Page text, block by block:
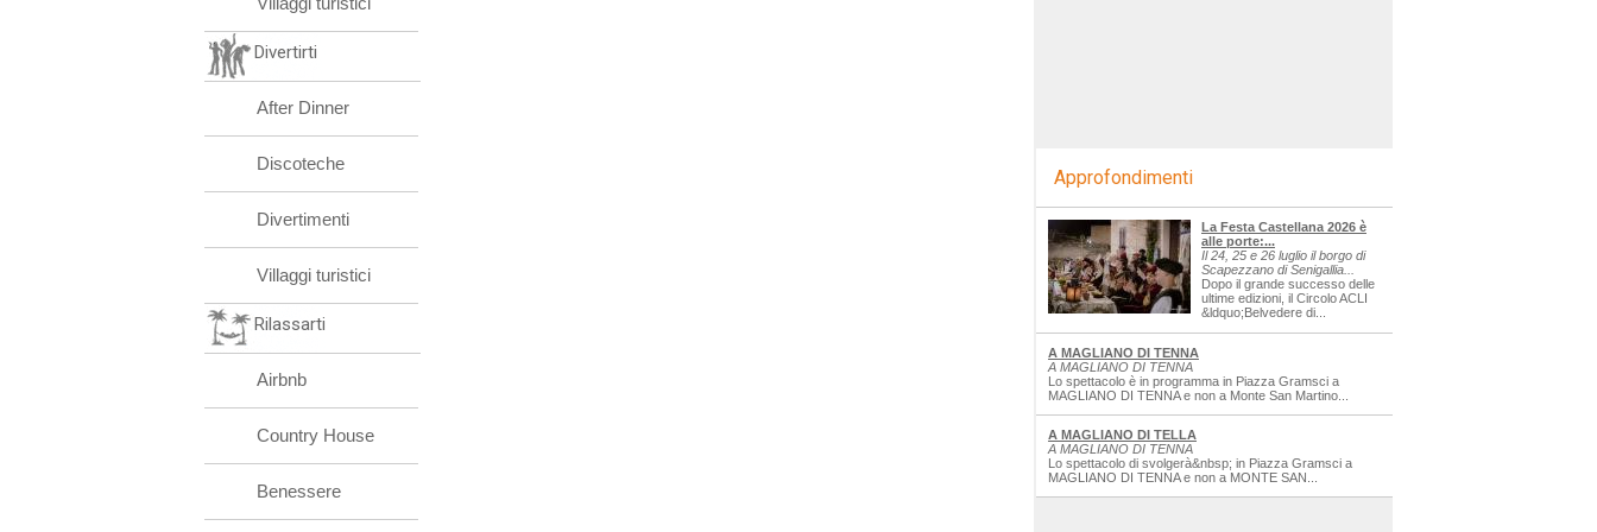
Divertirti
After Dinner
Discoteche
Divertimenti
Villaggi turistici
Rilassarti
Airbnb
Country House
Benessere
Approfondimenti
La Festa Castellana 2026 è
alle porte:...
Il 24, 25 e 26 luglio il borgo di
Scapezzano di Senigallia...
Dopo il grande successo delle
ultime edizioni, il Circolo ACLI
&ldquo;Belvedere di...
A MAGLIANO DI TENNA
A MAGLIANO DI TENNA
Lo spettacolo è in programma in Piazza Gramsci a
MAGLIANO DI TENNA e non a Monte San Martino...
A MAGLIANO DI TELLA
A MAGLIANO DI TENNA
Lo spettacolo di svolgerà&nbsp; in Piazza Gramsci a
MAGLIANO DI TENNA e non a MONTE SAN...